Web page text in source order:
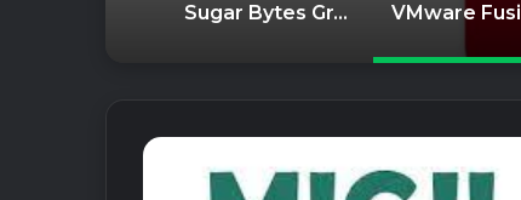
Sugar Bytes Graindad For Mac OS